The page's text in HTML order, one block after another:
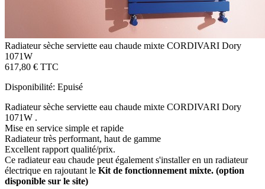
Radiateur sèche serviette eau chaude mixte CORDIVARI Dory
1071W
617,80 € TTC
Disponibilité: Epuisé
Radiateur sèche serviette eau chaude mixte CORDIVARI Dory
1071W .
Mise en service simple et rapide
Radiateur très performant, haut de gamme
Excellent rapport qualité/prix.
Ce radiateur eau chaude peut également s'installer en un radiateur
électrique en rajoutant le Kit de fonctionnement mixte. (option
disponible sur le site)